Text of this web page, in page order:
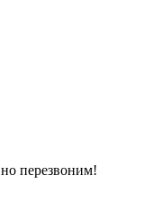
перезвоним!